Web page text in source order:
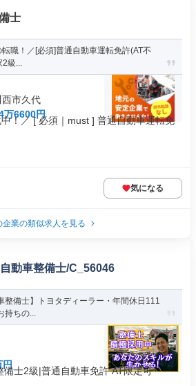
士
職！／[必須]普通自動車運転免許(AT不
2級...
市久代
万6600円
！／ [ 必須｜must ] 普通自動車運転免
気になる
企業の類似求人を見る
動車整備士/C_56046
整備士】トヨタディーラー・年間休日111
持ちの...
円
備士2級|普通自動車免許 AT限定可